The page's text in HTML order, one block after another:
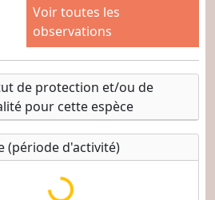
Voir toutes les
observations
de protection et/ou de
pour cette espèce
(période d'activité)
Chargement des informations...